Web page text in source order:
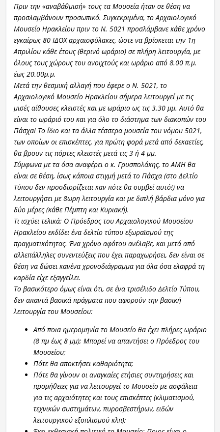
Πριν την «αναβάθμισή» τους τα Μουσεία ήταν σε θέση να
προσλαμβάνουν προσωπικό. Συγκεκριμένα, το Αρχαιολογικό
Μουσείο Ηρακλείου πριν το Ν. 5021 προσλάμβανε κάθε χρόνο
εγκαίρως 80 ΙΔΟΧ αρχαιοφύλακες, ώστε να βρίσκεται την 1η
Απριλίου κάθε έτους (θερινό ωράριο) σε πλήρη λειτουργία, με
όλους τους χώρους του ανοιχτούς και ωράριο από 8.00 π.μ.
έως 20.00μ.μ.
Μετά την θεσμική αλλαγή που έφερε ο Ν. 5021, το
Αρχαιολογικό Μουσείο Ηρακλείου σήμερα λειτουργεί με τις
μισές αίθουσες κλειστές και με ωράριο ως τις 3.30 μμ. Αυτό θα
είναι το ωράριό του και για όλο το διάστημα των διακοπών του
Πάσχα! Το ίδιο και τα άλλα τέσσερα μουσεία του νόμου 5021,
των οποίων οι επισκέπτες, για πρώτη φορά μετά από δεκαετίες,
θα βρουν τις πόρτες κλειστές μετά τις 3 ή 4 μμ.
Σύμφωνα με τα όσα αναφέρει ο κ. Γρυσπολάκης, το ΑΜΗ θα
είναι σε θέση, ίσως κάποια στιγμή μετά το Πάσχα (στο Δελτίο
Τύπου δεν προσδιορίζεται καν πότε θα συμβεί αυτό!) να
λειτουργήσει με 8ωρη λειτουργία και με διπλή βάρδια μόνο για
δύο μέρες (κάθε Πέμπτη και Κυριακή).
Τι ισχύει τελικά; Ο Πρόεδρος του Αρχαιολογικού Μουσείου
Ηρακλείου εκδίδει ένα δελτίο τύπου εξωραϊσμού της
πραγματικότητας. Ένα χρόνο αφότου ανέλαβε, και μετά από
αλλεπάλληλες συνεντεύξεις που έχει παραχωρήσει, δεν είναι σε
θέση να δώσει κανένα χρονοδιάγραμμα για όλα όσα ελαφρά τη
καρδία είχε εξαγγείλει.
Το βασικότερο όμως είναι ότι, σε ένα τρισέλιδο Δελτίο Τύπου,
δεν απαντά βασικά πράγματα που αφορούν την βασική
λειτουργία του Μουσείου:
Από ποια ημερομηνία το Μουσείο θα έχει πλήρες ωράριο
(8 πμ έως 8 μμ); Μπορεί να απαντήσει ο Πρόεδρος του
Μουσείου;
Πότε θα αποκτήσει καθαριότητα;
Πότε θα γίνουν οι αναγκαίες ετήσιες συντηρήσεις και
προμήθειες για να λειτουργεί το Μουσείο με ασφάλεια
για τις αρχαιότητες και τους επισκέπτες (κλιματισμού,
τεχνικών συστημάτων, πυροσβεστήρων, ειδών
λειτουργικού εξοπλισμού κλπ);